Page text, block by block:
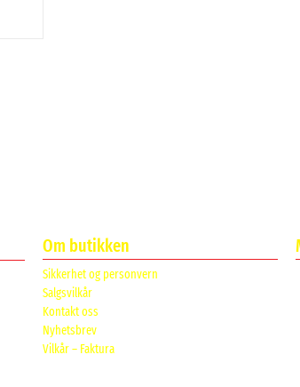
Om butikken
Sikkerhet og personvern
Salgsvilkår
Kontakt oss
Nyhetsbrev
Vilkår – Faktura